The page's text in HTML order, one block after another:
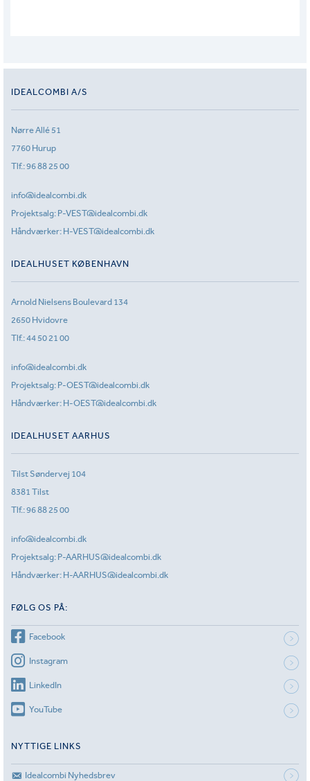
IDEALCOMBI A/S
Nørre Allé 51
7760 Hurup
Tlf.:96 88 25 00
info@idealcombi.dk
Projektsalg: P-VEST@idealcombi.dk
Håndværker: H-VEST@idealcombi.dk
IDEALHUSET KØBENHAVN
Arnold Nielsens Boulevard 134
2650 Hvidovre
Tlf.:44 50 21 00
info@idealcombi.dk
Projektsalg: P-OEST@idealcombi.dk
Håndværker: H-OEST@idealcombi.dk
IDEALHUSET AARHUS
Tilst Søndervej 104
8381 Tilst
Tlf.:96 88 25 00
info@idealcombi.dk
Projektsalg: P-AARHUS@idealcombi.dk
Håndværker: H-AARHUS@idealcombi.dk
FØLG OS PÅ:
Facebook
Instagram
LinkedIn
YouTube
NYTTIGE LINKS
Idealcombi Nyhedsbrev